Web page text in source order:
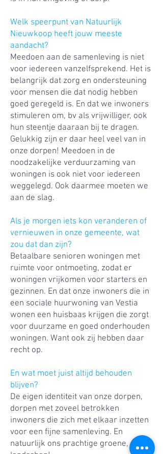
Welk speerpunt van Natuurlijk
Nieuwkoop heeft jouw meeste
aandacht?
Meedoen aan de samenleving is niet
voor iedereen vanzelfsprekend. Het is
belangrijk dat zorg en ondersteuning
voor mensen die dat nodig hebben
goed geregeld is. En dat we inwoners
stimuleren om, bv als vrijwilliger, ook
hun steentje daaraan bij te dragen.
Gelukkig zijn er daar heel veel van in
onze dorpen! Meedoen in de
noodzakelijke verduurzaming van
woningen is ook niet voor iedereen
weggelegd. Ook daarmee moeten we
aan de slag.
Als je morgen iets kon veranderen of
vernieuwen in onze gemeente, wat
zou dat dan zijn?
Betaalbare senioren woningen met
ruimte voor ontmoeting, zodat er
woningen vrijkomen voor starters en
gezinnen. En dat onze inwoners die in
een sociale huurwoning van Vestia
wonen een huisbaas krijgen die zorgt
voor duurzame en goed onderhouden
woningen. Want ook zij hebben daar
recht op.
En wat moet juist altijd behouden
blijven?
De eigen identiteit van onze dorpen,
dorpen met zoveel betrokken
inwoners die zich met elkaar inzetten
voor een fijne samenleving. En
natuurlijk ons prachtige groene, open